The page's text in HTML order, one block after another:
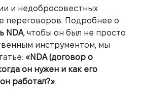
и недобросовестных
переговоров. Подробнее о
NDA, чтобы он был не просто
инструментом, мы
«NDA (договор о
он нужен и как его
работал?».